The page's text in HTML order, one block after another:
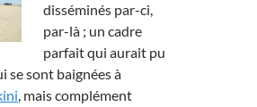
disséminés par-ci,
par-là ; un cadre
parfait qui aurait pu
se sont baignées à
, mais complément